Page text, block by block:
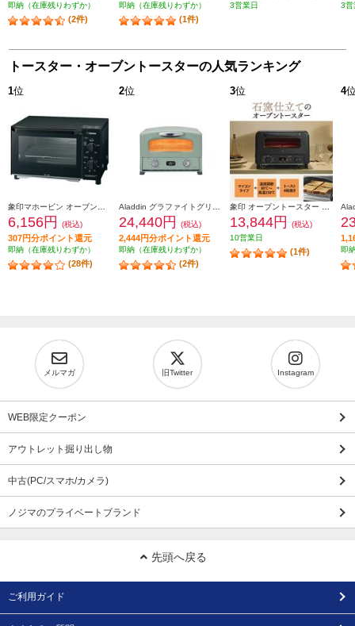
即納（在庫残りわずか）
(2件)
即納（在庫残りわずか）
(1件)
3営業日 3営
トースター・オーブントースターの人気ランキング
1位
6,156円 (税込)
307円分ポイント還元
即納（在庫残りわずか）
(28件)
2位
24,440円 (税込)
2,444円分ポイント還元
即納（在庫残りわずか）
(2件)
3位
13,844円
(税込)
10営業日
(1件)
4
即
メルマガ 旧Twitter Instagram
WEB限定クーポン
アウトレット掘り出し物
中古(PC/スマホ/カメラ)
ノジマのプライベートブランド
先頭へ戻る
ご利用ガイド